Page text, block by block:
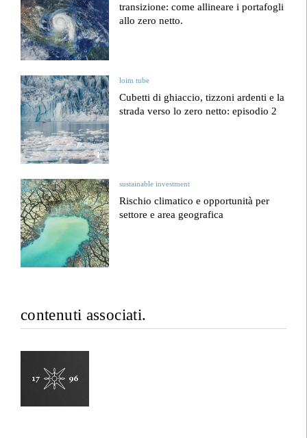
transizione: come allineare i portafogli
allo zero netto.
loim tube
Cubetti di ghiaccio, tizzoni ardenti e la
strada verso lo zero netto: episodio 2
sustainable investment
Rischio climatico e opportunità per
settore e area geografica
contenuti associati.